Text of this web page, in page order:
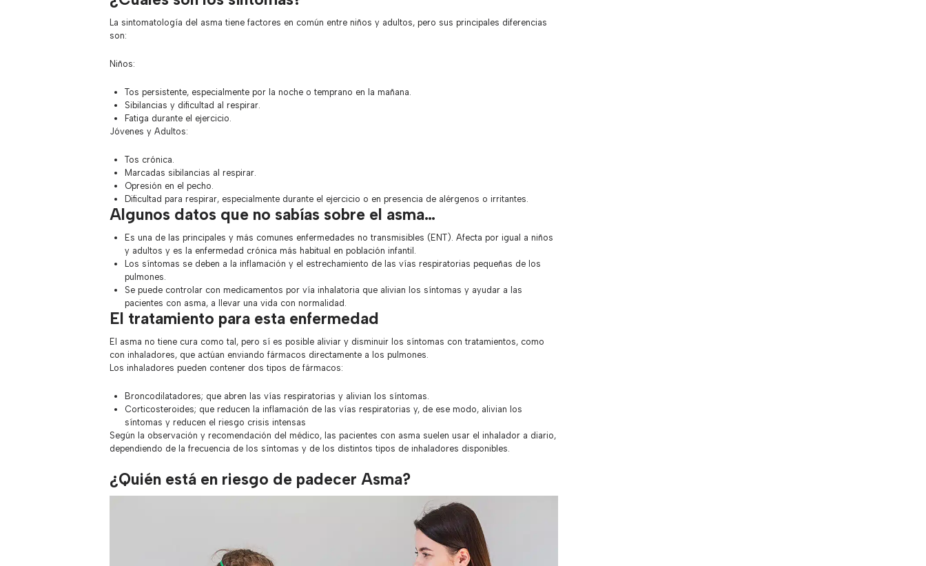
La sintomatología del asma tiene factores en común entre niños y adultos, pero sus principales diferencias
son:
Niños:
Tos persistente, especialmente por la noche o temprano en la mañana.
Sibilancias y dificultad al respirar.
Fatiga durante el ejercicio.
Jóvenes y Adultos:
Tos crónica.
Marcadas sibilancias al respirar.
Opresión en el pecho.
Dificultad para respirar, especialmente durante el ejercicio o en presencia de alérgenos o irritantes.
Algunos datos que no sabías sobre el asma…
Es una de las principales y más comunes enfermedades no transmisibles (ENT). Afecta por igual a niños
y adultos y es la enfermedad crónica más habitual en población infantil.
Los síntomas se deben a la inflamación y el estrechamiento de las vías respiratorias pequeñas de los
pulmones.
Se puede controlar con medicamentos por vía inhalatoria que alivian los síntomas y ayudar a las
pacientes con asma, a llevar una vida con normalidad.
El tratamiento para esta enfermedad
El asma no tiene cura como tal, pero sí es posible aliviar y disminuir los síntomas con tratamientos, como
con inhaladores, que actúan enviando fármacos directamente a los pulmones.
Los inhaladores pueden contener dos tipos de fármacos:
Broncodilatadores; que abren las vías respiratorias y alivian los síntomas.
Corticosteroides; que reducen la inflamación de las vías respiratorias y, de ese modo, alivian los
síntomas y reducen el riesgo crisis intensas
Según la observación y recomendación del médico, las pacientes con asma suelen usar el inhalador a diario,
dependiendo de la frecuencia de los síntomas y de los distintos tipos de inhaladores disponibles.
¿Quién está en riesgo de padecer Asma?